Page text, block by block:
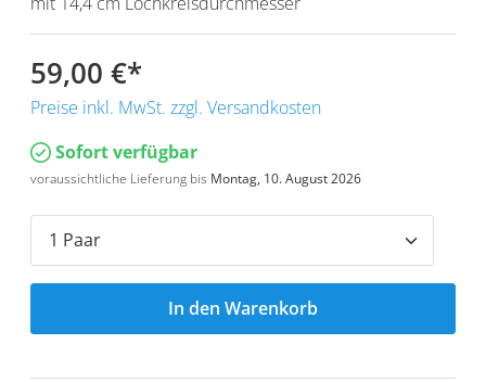
59,00 €*
Preise inkl. MwSt. zzgl. Versandkosten
Sofort verfügbar
voraussichtliche Lieferung bis Montag, 10. August 2026
In den Warenkorb